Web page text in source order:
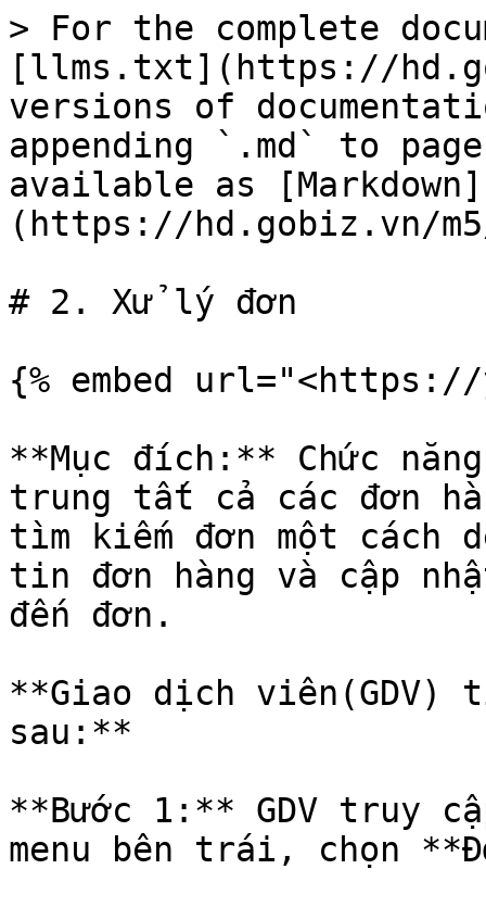
> For the complete
[llms.txt](https://
versions of
appending `.md` to
available as [Markdown]
(https://hd.gobiz.vn/
# 2. Xử lý đơn
{% embed url="<https://
**Mục đích:** Chức
trung tất cả các đơn
tìm kiếm đơn một cách
tin đơn hàng và cập
đến đơn.
**Giao dịch viên(GDV)
sau:**
**Bước 1:** GDV truy
menu bên trái, chọn